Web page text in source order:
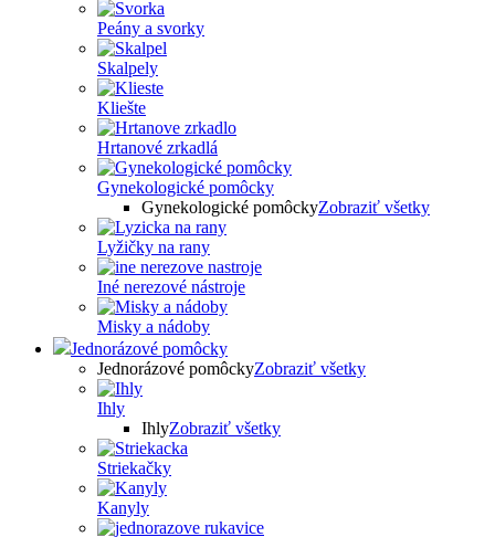
Peány a svorky
Skalpely
Kliešte
Hrtanové zrkadlá
Gynekologické pomôcky
Gynekologické pomôckyZobraziť všetky
Lyžičky na rany
Iné nerezové nástroje
Misky a nádoby
Jednorázové pomôcky
Jednorázové pomôckyZobraziť všetky
Ihly
IhlyZobraziť všetky
Striekačky
Kanyly